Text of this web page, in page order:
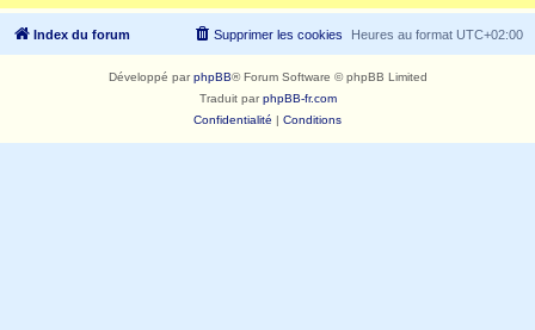
Index du forum Heures au format UTC+02:00
Supprimer les cookies
Développé parphpBB® Forum Software © phpBB Limited
Traduit parphpBB-fr.com
Confidentialité | Conditions